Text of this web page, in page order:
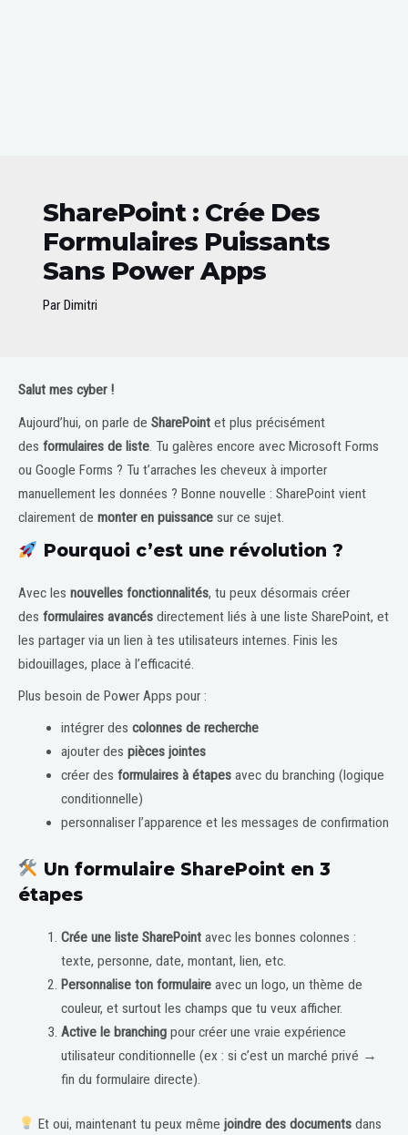
SharePoint : Crée Des
Formulaires Puissants
Sans Power Apps
ParDimitri
Salut mes cyber !
Aujourd’hui, on parle de SharePoint et plus précisément
des formulaires de liste . Tu galères encore avec Microsoft Forms
ou Google Forms ? Tu t’arraches les cheveux à importer
manuellement les données ? Bonne nouvelle : SharePoint vient
clairement de monter en puissance sur ce sujet.
Pourquoi c’est une révolution ?
Avec les nouvelles fonctionnalités, tu peux désormais créer
des formulaires avancés directement liés à une liste SharePoint, et
les partager via un lien à tes utilisateurs internes. Finis les
bidouillages, place à l’efficacité.
Plus besoin de Power Apps pour :
intégrer des colonnes de recherche
ajouter des pièces jointes
créer des formulaires à étapesavec du branching (logique
conditionnelle)
personnaliser l’apparence et les messages de confirmation
Un formulaire SharePoint en 3
étapes
Crée une liste SharePointavec les bonnes colonnes :
texte, personne, date, montant, lien, etc.
Personnalise ton formulaireavec un logo, un thème de
couleur, et surtout les champs que tu veux afficher.
Active le branchingpour créer une vraie expérience
utilisateur conditionnelle (ex : si c’est un marché privé →
fin du formulaire directe).
Et oui, maintenant tu peux même joindre des documentsdans
navigation